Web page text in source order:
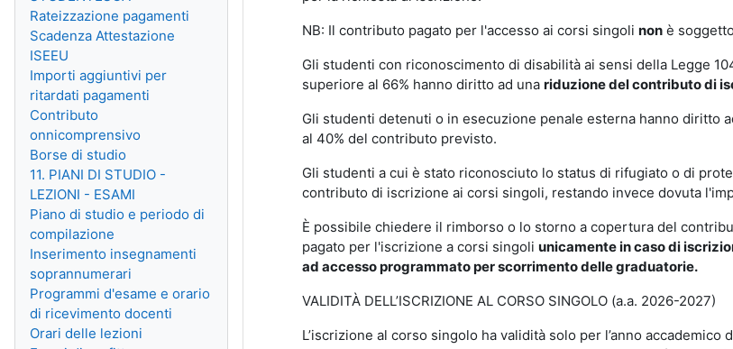
NB: Il contributo pagato per l'accesso ai corsi singoli nonè
Gli studenti con riconoscimento di disabilità ai sensi della Legge
superiore al 66% hanno diritto ad una riduzione del contributo di
Gli studenti detenuti o in esecuzione penale esterna hanno diritto
al 40% del contributo previsto.
Gli studenti a cui è stato riconosciuto lo status di rifugiato o di
contributo di iscrizione ai corsi singoli, restando invece dovuta
È possibile chiedere il rimborso o lo storno a copertura del
pagato per l'iscrizione a corsi singoli unicamente in caso di
ad accesso programmato per scorrimento delle graduatorie.
VALIDITÀ DELL’ISCRIZIONE AL CORSO SINGOLO (a.a. 2026-2027)
L’iscrizione al corso singolo ha validità solo per l’anno
Rateizzazione pagamenti
Scadenza Attestazione
ISEEU
Importi aggiuntivi per
ritardati pagamenti
Contributo
onnicomprensivo
Borse di studio
11. PIANI DI STUDIO -
LEZIONI - ESAMI
Piano di studio e periodo di
compilazione
Inserimento insegnamenti
soprannumerari
Programmi d'esame e orario
di ricevimento docenti
Orari delle lezioni